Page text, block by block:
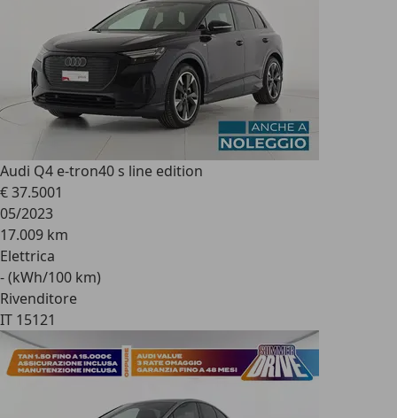
Audi Q4 e-tron40 s line edition
€ 37.5001
05/2023
17.009 km
Elettrica
- (kWh/100 km)
Rivenditore
IT 15121